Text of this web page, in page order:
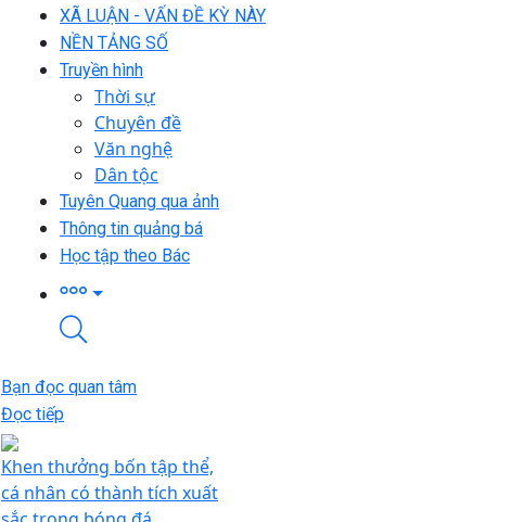
XÃ LUẬN - VẤN ĐỀ KỲ NÀY
NỀN TẢNG SỐ
Truyền hình
Thời sự
Chuyên đề
Văn nghệ
Dân tộc
Tuyên Quang qua ảnh
Thông tin quảng bá
Học tập theo Bác
Bạn đọc quan tâm
Đọc tiếp
Khen thưởng bốn tập thể,
cá nhân có thành tích xuất